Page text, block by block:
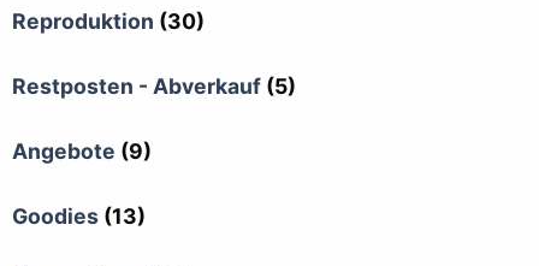
Reproduktion (30)
Restposten - Abverkauf (5)
Angebote (9)
Goodies (13)